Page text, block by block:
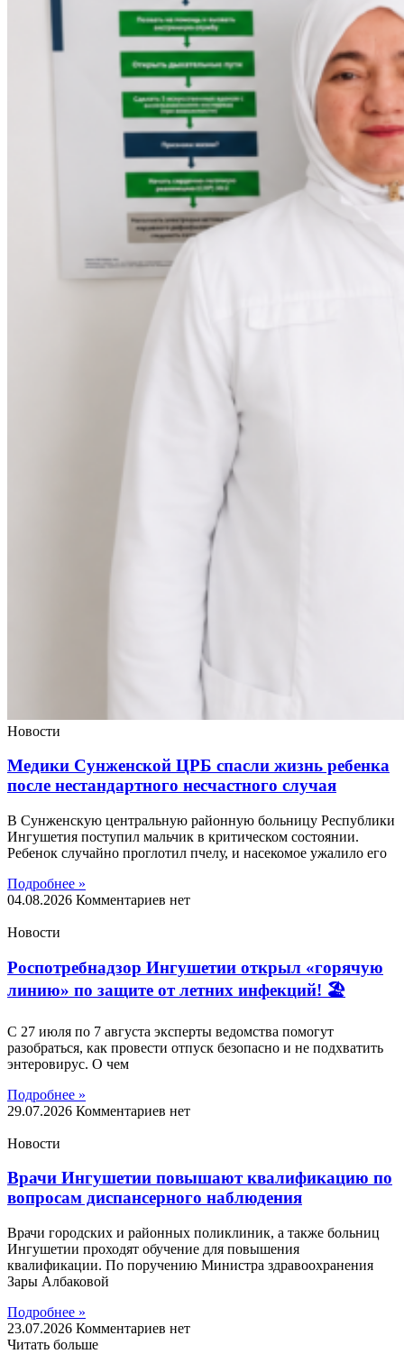
Новости
Медики Сунженской ЦРБ спасли жизнь ребенка
после нестандартного несчастного случая
В Сунженскую центральную районную больницу Республики
Ингушетия поступил мальчик в критическом состоянии.
Ребенок случайно проглотил пчелу, и насекомое ужалило его
Подробнее »
04.08.2026 Комментариев нет
Новости
Роспотребнадзор Ингушетии открыл «горячую
линию» по защите от летних инфекций! 🏖
С 27 июля по 7 августа эксперты ведомства помогут
разобраться, как провести отпуск безопасно и не подхватить
энтеровирус. О чем
Подробнее »
29.07.2026 Комментариев нет
Новости
Врачи Ингушетии повышают квалификацию по
вопросам диспансерного наблюдения
Врачи городских и районных поликлиник, а также больниц
Ингушетии проходят обучение для повышения
квалификации. По поручению Министра здравоохранения
Зары Албаковой
Подробнее »
23.07.2026 Комментариев нет
Читать больше